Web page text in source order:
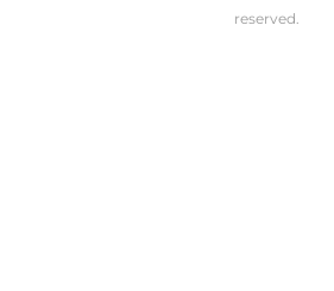
reserved.